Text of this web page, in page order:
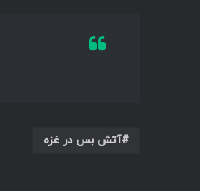
آتش بس در غزه